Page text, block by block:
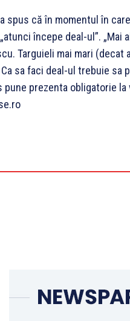
spus că în momentul în
începe deal-ul”. „Mai
Targuieli mai mari (decat
sa faci deal-ul trebuie sa
pune prezenta obligatorie